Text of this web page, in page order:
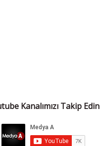
Kanalımızı Takip Edin